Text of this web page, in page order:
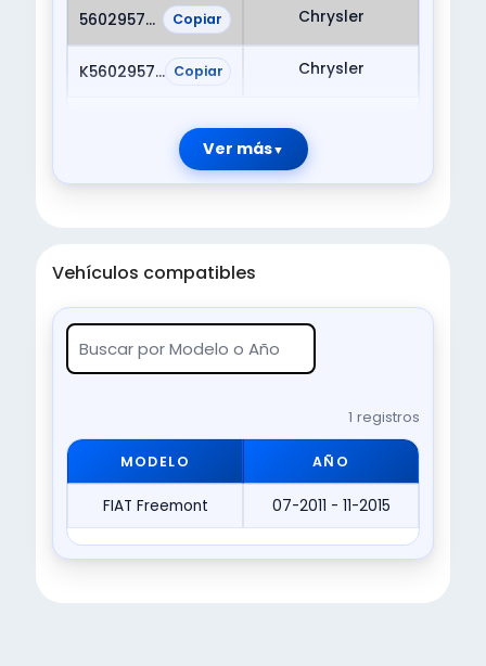
56029574AA Copiar Chrysler
K56029574AB Copiar Chrysler
Ver más
Vehículos compatibles
1 registros
MODELO AÑO
FIAT Freemont 07-2011 - 11-2015